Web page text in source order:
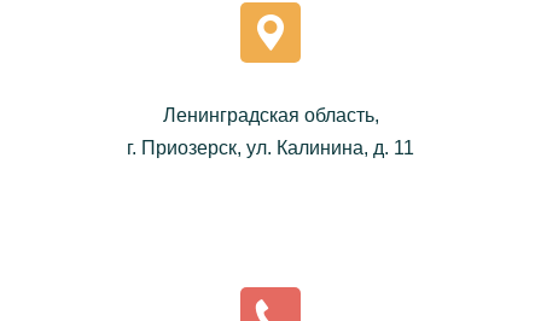
Ленинградская область,
г. Приозерск, ул. Калинина, д. 11